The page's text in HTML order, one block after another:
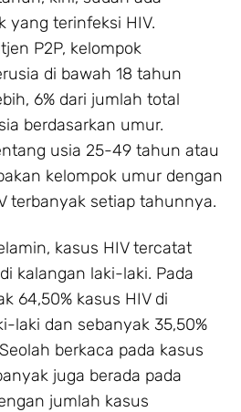
yang terinfeksi HIV.
P2P, kelompok
di bawah 18 tahun
6% dari jumlah total
berdasarkan umur.
usia 25-49 tahun atau
kelompok umur dengan
terbanyak setiap tahunnya.
kasus HIV tercatat
kalangan laki-laki. Pada
64,50% kasus HIV di
laki dan sebanyak 35,50%
berkaca pada kasus
juga berada pada
jumlah kasus